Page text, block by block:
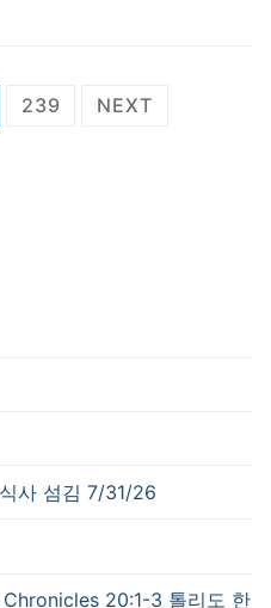
239 NEXT
사 섬김 7/31/26
20:1-3 톨리도 한